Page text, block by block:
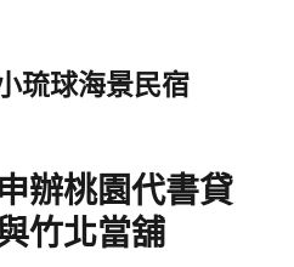
琉球海景民宿
辦桃園代書貸
竹北當舖